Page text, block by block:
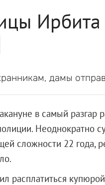
Ирбита
дамы
в самый разгар
Неоднократно
сложности 22 года,
расплатиться